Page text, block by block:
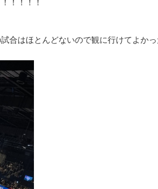
！！！！
合はほとんどないので観に行けてよか